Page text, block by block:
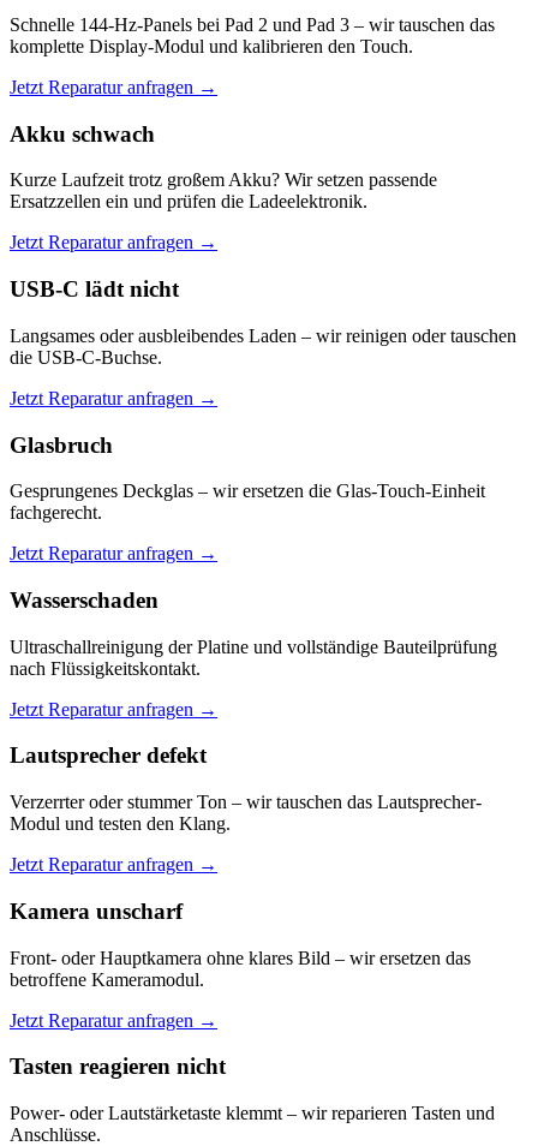
Schnelle 144-Hz-Panels bei Pad 2 und Pad 3 – wir tauschen das
komplette Display-Modul und kalibrieren den Touch.
Jetzt Reparatur anfragen →
Akku schwach
Kurze Laufzeit trotz großem Akku? Wir setzen passende
Ersatzzellen ein und prüfen die Ladeelektronik.
Jetzt Reparatur anfragen →
USB-C lädt nicht
Langsames oder ausbleibendes Laden – wir reinigen oder tauschen
die USB-C-Buchse.
Jetzt Reparatur anfragen →
Glasbruch
Gesprungenes Deckglas – wir ersetzen die Glas-Touch-Einheit
fachgerecht.
Jetzt Reparatur anfragen →
Wasserschaden
Ultraschallreinigung der Platine und vollständige Bauteilprüfung
nach Flüssigkeitskontakt.
Jetzt Reparatur anfragen →
Lautsprecher defekt
Verzerrter oder stummer Ton – wir tauschen das Lautsprecher-
Modul und testen den Klang.
Jetzt Reparatur anfragen →
Kamera unscharf
Front- oder Hauptkamera ohne klares Bild – wir ersetzen das
betroffene Kameramodul.
Jetzt Reparatur anfragen →
Tasten reagieren nicht
Power- oder Lautstärketaste klemmt – wir reparieren Tasten und
Anschlüsse.